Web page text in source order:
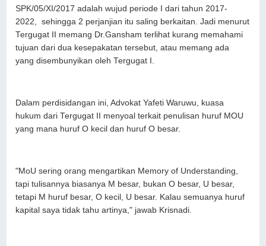
SPK/05/XI/2017 adalah wujud periode I dari tahun 2017-
2022, sehingga 2 perjanjian itu saling berkaitan. Jadi menurut
Tergugat II memang Dr.Gansham terlihat kurang memahami
tujuan dari dua kesepakatan tersebut, atau memang ada
yang disembunyikan oleh Tergugat I.
Dalam perdisidangan ini, Advokat Yafeti Waruwu, kuasa
hukum dari Tergugat II menyoal terkait penulisan huruf MOU
yang mana huruf O kecil dan huruf O besar.
"MoU sering orang mengartikan Memory of Understanding,
tapi tulisannya biasanya M besar, bukan O besar, U besar,
tetapi M huruf besar, O kecil, U besar. Kalau semuanya huruf
kapital saya tidak tahu artinya," jawab Krisnadi.